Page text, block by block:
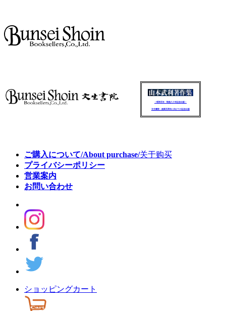
～昭和百年・戦後八十年記念出版～
文生書院：創業百周年に向けての記念出版
ご購入について/About purchase/关于购买
プライバシーポリシー
営業案内
お問い合わせ
ショッピングカート